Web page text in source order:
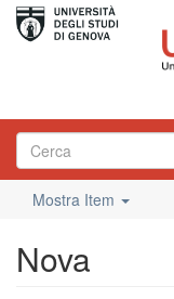
Mostra Item
Nova